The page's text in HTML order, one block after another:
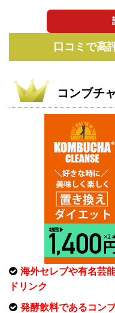
口コミで高
コンブチ
海外セレブや有名芸
ドリンク
発酵飲料であるコン